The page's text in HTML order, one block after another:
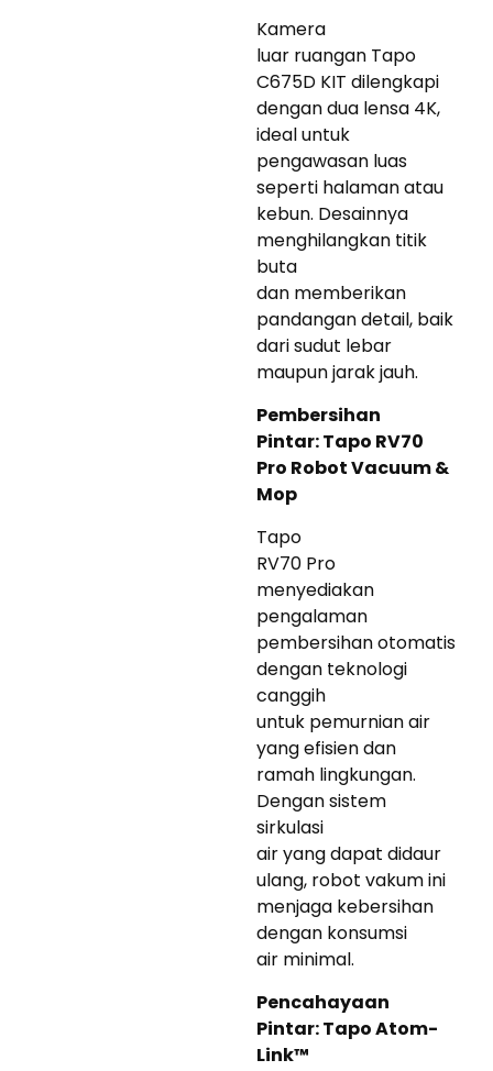
Kamera
luar ruangan Tapo
C675D KIT dilengkapi
dengan dua lensa 4K,
ideal untuk
pengawasan luas
seperti halaman atau
kebun. Desainnya
menghilangkan titik
buta
dan memberikan
pandangan detail, baik
dari sudut lebar
maupun jarak jauh.
Pembersihan
Pintar: Tapo RV70
Pro Robot Vacuum &
Mop
Tapo
RV70 Pro
menyediakan
pengalaman
pembersihan otomatis
dengan teknologi
canggih
untuk pemurnian air
yang efisien dan
ramah lingkungan.
Dengan sistem
sirkulasi
air yang dapat didaur
ulang, robot vakum ini
menjaga kebersihan
dengan konsumsi
air minimal.
Pencahayaan
Pintar: Tapo Atom-
Link™